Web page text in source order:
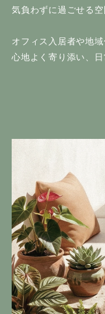
気負わずに過ごせる空
オフィス入居者や地
心地よく寄り添い、日